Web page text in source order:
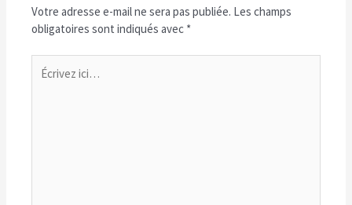
Votre adresse e-mail ne sera pas publiée. Les champs
obligatoires sont indiqués avec *
ici…